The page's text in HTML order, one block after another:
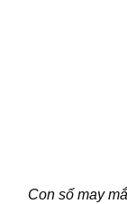
Con số may